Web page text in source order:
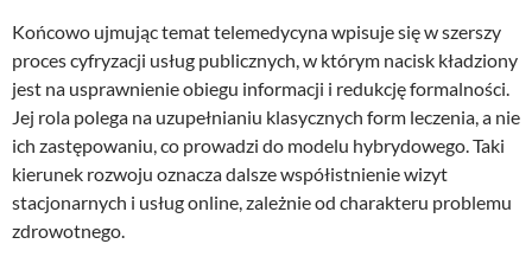
Końcowo ujmując temat telemedycyna wpisuje się w szerszy
proces cyfryzacji usług publicznych, w którym nacisk kładziony
jest na usprawnienie obiegu informacji i redukcję formalności.
Jej rola polega na uzupełnianiu klasycznych form leczenia, a nie
ich zastępowaniu, co prowadzi do modelu hybrydowego. Taki
kierunek rozwoju oznacza dalsze współistnienie wizyt
stacjonarnych i usług online, zależnie od charakteru problemu
zdrowotnego.